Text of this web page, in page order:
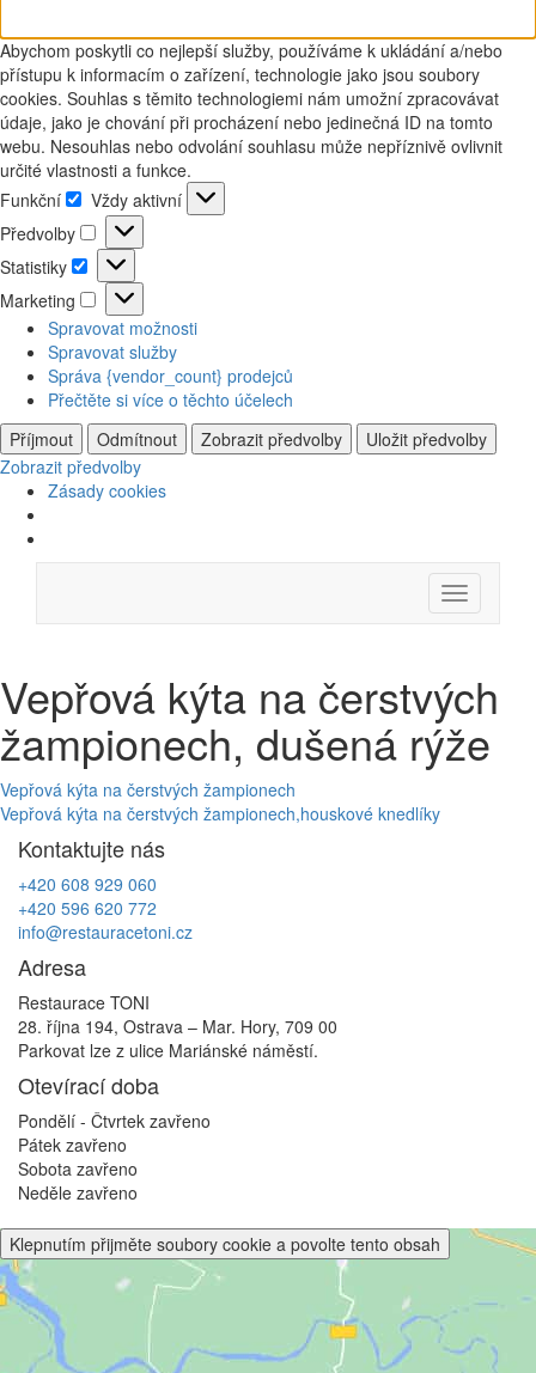
Abychom poskytli co nejlepší služby, používáme k ukládání a/nebo
přístupu k informacím o zařízení, technologie jako jsou soubory
cookies. Souhlas s těmito technologiemi nám umožní zpracovávat
údaje, jako je chování při procházení nebo jedinečná ID na tomto
webu. Nesouhlas nebo odvolání souhlasu může nepříznivě ovlivnit
určité vlastnosti a funkce.
Funkční
Funkční
Vždy aktivní
Předvolby
Předvolby
Statistiky
Statistiky
Marketing
Marketing
Spravovat možnosti
Spravovat služby
Správa {vendor_count} prodejců
Přečtěte si více o těchto účelech
Příjmout
Odmítnout Zobrazit předvolby
Uložit předvolby
Zobrazit předvolby
Zásady cookies
content
Menu
Vepřová kýta na čerstvých
žampionech, dušená rýže
Navigace
pro
příspěvek
Vepřová kýta na čerstvých žampionech
Vepřová kýta na čerstvých žampionech,houskové knedlíky
Kontaktujte nás
+420 608 929 060
+420 596 620 772
info@restauracetoni.cz
Adresa
Restaurace TONI
28. října 194, Ostrava – Mar. Hory, 709 00
Parkovat lze z ulice Mariánské náměstí.
Otevírací doba
Pondělí - Čtvrtek zavřeno
Pátek zavřeno
Sobota zavřeno
Neděle zavřeno
Klepnutím přijměte soubory cookie a povolte tento obsah